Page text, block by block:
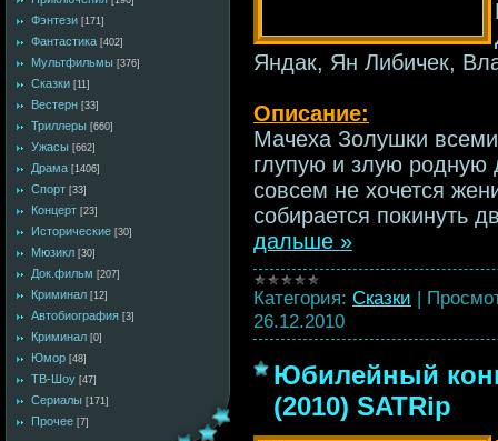
Фэнтези [171]
Фантастика [402]
Мультфильмы [376]
Сказки [11]
Вестерн [33]
Триллеры [660]
Ужасы [662]
Драма [1406]
Спорт [33]
Концерт [23]
Исторические [30]
Мюзикл [30]
Док.фильм [207]
Криминал [12]
Автобиография [3]
Криминал [0]
Юмор [48]
ТВ-Шоу [47]
Сериалы [171]
Прочее [7]
Яндак, Ян Либичек,
Описание:
Мачеха Золушки
глупую и злую родную
совсем не хочется
собирается покинуть
дальше »
Категория: Сказки |
26.12.2010
Юбилейный
(2010) SATRip